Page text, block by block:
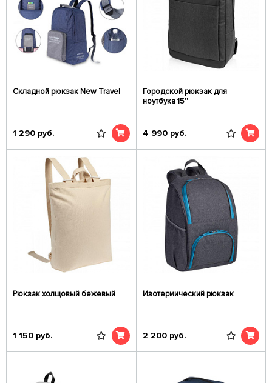
Складной рюкзак New Travel
1 290 руб.
Городской рюкзак для
ноутбука 15''
4 990 руб.
Рюкзак холщовый бежевый
1 150 руб.
Изотермический рюкзак
2 200 руб.